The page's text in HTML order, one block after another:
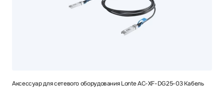
Аксессуар для сетевого оборудования Lonte AC-XF-DG25-03 Кабель